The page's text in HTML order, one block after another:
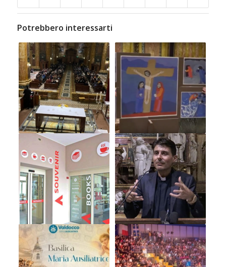
Potrebbero interessarti